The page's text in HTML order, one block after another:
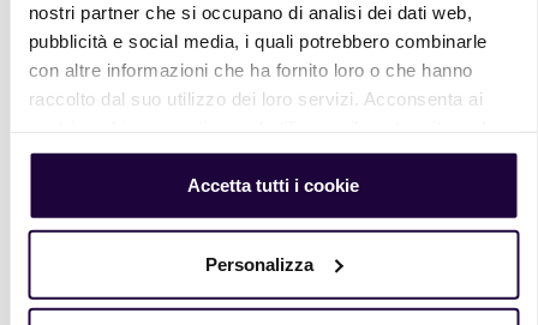
nostri partner che si occupano di analisi dei dati web,
pubblicità e social media, i quali potrebbero combinarle
con altre informazioni che ha fornito loro o che hanno
raccolto dal suo utilizzo dei loro servizi. Acconsenta ai
Accetta tutti i cookie
Personalizza
Ricette